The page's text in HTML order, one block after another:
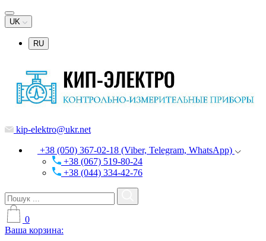
UK
RU
kip-elektro@ukr.net
+38 (050) 367-02-18 (Viber, Telegram, WhatsApp)
+38 (067) 519-80-24
+38 (044) 334-42-76
0
Ваша корзина: